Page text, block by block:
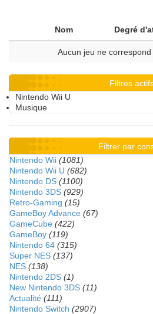
Nom Degré
Aucun jeu ne correspond
Filtres
Nintendo Wii U
Musique
Filtrer par
Nintendo Wii (1081)
Nintendo Wii U (682)
Nintendo DS (1100)
Nintendo 3DS (929)
Retro-Gaming (15)
GameBoy Advance (67)
GameCube (422)
GameBoy (119)
Nintendo 64 (315)
Super NES (137)
NES (138)
Nintendo 2DS (1)
New Nintendo 3DS (11)
Actualité (111)
Nintendo Switch (2907)